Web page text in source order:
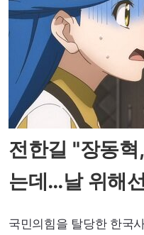
전한길 "장동
는데…날 위해
국민의힘을 탈당한 한국